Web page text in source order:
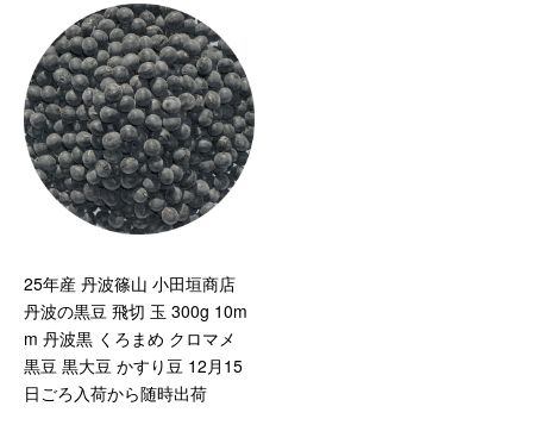
25年産 丹波篠山 小田垣商店
丹波の黒豆 飛切 玉 300g 10m
m 丹波黒 くろまめ クロマメ
黒豆 黒大豆 かすり豆 12月15
日ごろ入荷から随時出荷